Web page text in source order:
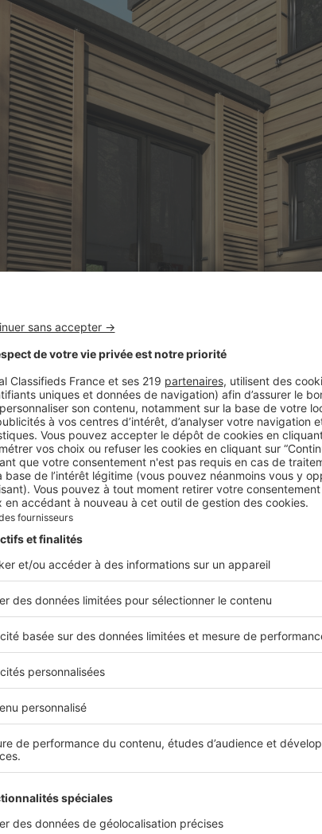
cadres persiennes se confondent avec le
est réusssi. © DR
les volets blancs de style provençal s'adaptent
et options infinies